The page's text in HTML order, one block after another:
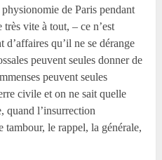
de Paris pendant
très vite à tout, – ce n’est
d’affaires qu’il ne se dérange
peuvent seules donner de
peuvent seules
civile et on ne sait quelle
quand l’insurrection
tambour, le rappel, la générale,